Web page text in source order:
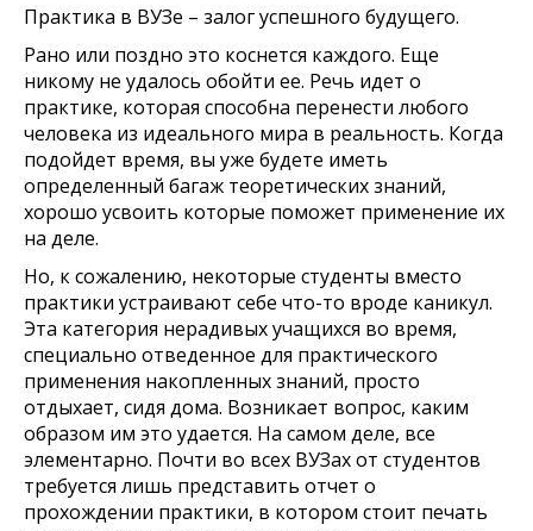
Практика в ВУЗе – залог успешного будущего.
Рано или поздно это коснется каждого. Еще
никому не удалось обойти ее. Речь идет о
практике, которая способна перенести любого
человека из идеального мира в реальность. Когда
подойдет время, вы уже будете иметь
определенный багаж теоретических знаний,
хорошо усвоить которые поможет применение их
на деле.
Но, к сожалению, некоторые студенты вместо
практики устраивают себе что-то вроде каникул.
Эта категория нерадивых учащихся во время,
специально отведенное для практического
применения накопленных знаний, просто
отдыхает, сидя дома. Возникает вопрос, каким
образом им это удается. На самом деле, все
элементарно. Почти во всех ВУЗах от студентов
требуется лишь представить отчет о
прохождении практики, в котором стоит печать